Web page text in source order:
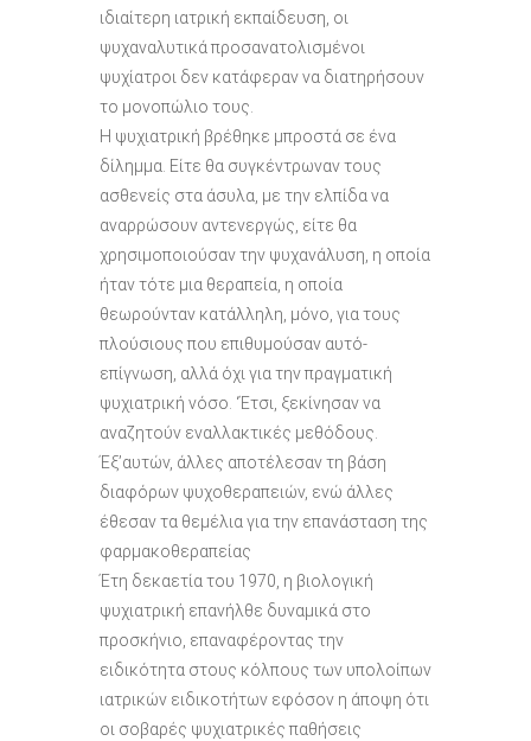
ιδιαίτερη ιατρική εκπαίδευση, οι
ψυχαναλυτικά προσανατολισμένοι
ψυχίατροι δεν κατάφεραν να διατηρήσουν
το μονοπώλιο τους.
Η ψυχιατρική βρέθηκε μπροστά σε ένα
δίλημμα. Είτε θα συγκέντρωναν τους
ασθενείς στα άσυλα, με την ελπίδα να
αναρρώσουν αντενεργώς, είτε θα
χρησιμοποιούσαν την ψυχανάλυση, η οποία
ήταν τότε μια θεραπεία, η οποία
θεωρούνταν κατάλληλη, μόνο, για τους
πλούσιους που επιθυμούσαν αυτό-
επίγνωση, αλλά όχι για την πραγματική
ψυχιατρική νόσο. ‘Έτσι, ξεκίνησαν να
αναζητούν εναλλακτικές μεθόδους.
Έξ’αυτών, άλλες αποτέλεσαν τη βάση
διαφόρων ψυχοθεραπειών, ενώ άλλες
έθεσαν τα θεμέλια για την επανάσταση της
φαρμακοθεραπείας
Έτη δεκαετία του 1970, η βιολογική
ψυχιατρική επανήλθε δυναμικά στο
προσκήνιο, επαναφέροντας την
ειδικότητα στους κόλπους των υπολοίπων
ιατρικών ειδικοτήτων εφόσον η άποψη ότι
οι σοβαρές ψυχιατρικές παθήσεις